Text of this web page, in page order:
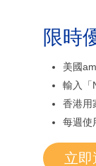
限時
美國
輸入「
香港用
每週使
立即